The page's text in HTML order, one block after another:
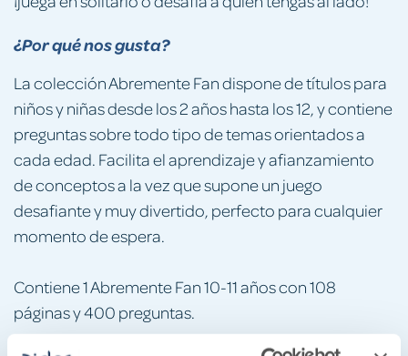
¿Por qué nos gusta?
La colección Abremente Fan dispone de títulos para
niños y niñas desde los 2 años hasta los 12, y contiene
preguntas sobre todo tipo de temas orientados a
cada edad. Facilita el aprendizaje y afianzamiento
de conceptos a la vez que supone un juego
desafiante y muy divertido, perfecto para cualquier
momento de espera.
Contiene 1 Abremente Fan 10-11 años con 108
páginas y 400 preguntas.